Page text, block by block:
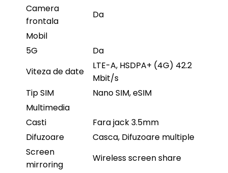
Camera
frontala
Da
Mobil
5G
Da
Viteza de date
LTE-A, HSDPA+ (4G) 42.2
Mbit/s
Tip SIM
Nano SIM, eSIM
Multimedia
Casti
Fara jack 3.5mm
Difuzoare
Casca, Difuzoare multiple
Screen
mirroring
Wireless screen share